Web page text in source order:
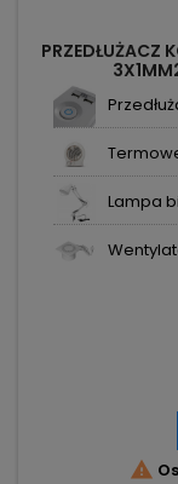
PRZEDŁUŻACZ
Lampa
